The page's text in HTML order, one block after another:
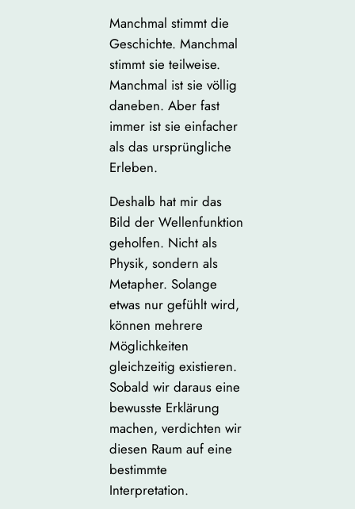
Manchmal stimmt die
Geschichte. Manchmal
stimmt sie teilweise.
Manchmal ist sie völlig
daneben. Aber fast
immer ist sie einfacher
als das ursprüngliche
Erleben.
Deshalb hat mir das
Bild der Wellenfunktion
geholfen. Nicht als
Physik, sondern als
Metapher. Solange
etwas nur gefühlt wird,
können mehrere
Möglichkeiten
gleichzeitig existieren.
Sobald wir daraus eine
bewusste Erklärung
machen, verdichten wir
diesen Raum auf eine
bestimmte
Interpretation.